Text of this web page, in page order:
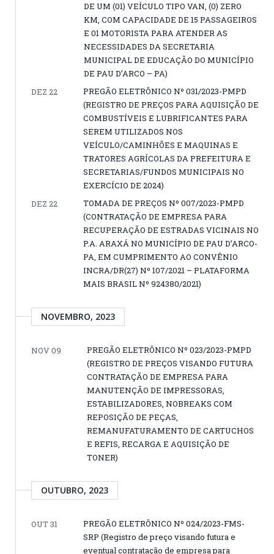
DE UM (01) VEÍCULO TIPO VAN, (0) ZERO
KM, COM CAPACIDADE DE 15 PASSAGEIROS
E 01 MOTORISTA PARA ATENDER AS
NECESSIDADES DA SECRETARIA
MUNICIPAL DE EDUCAÇÃO DO MUNICÍPIO
DE PAU D’ARCO – PA)
DEZ 22
PREGÃO ELETRÔNICO Nº 031/2023-PMPD
(REGISTRO DE PREÇOS PARA AQUISIÇÃO DE
COMBUSTÍVEIS E LUBRIFICANTES PARA
SEREM UTILIZADOS NOS
VEÍCULO/CAMINHÕES E MAQUINAS E
TRATORES AGRÍCOLAS DA PREFEITURA E
SECRETARIAS/FUNDOS MUNICIPAIS NO
EXERCÍCIO DE 2024)
DEZ 22
TOMADA DE PREÇOS Nº 007/2023-PMPD
(CONTRATAÇÃO DE EMPRESA PARA
RECUPERAÇÃO DE ESTRADAS VICINAIS NO
P.A. ARAXÁ NO MUNICÍPIO DE PAU D’ARCO-
PA, EM CUMPRIMENTO AO CONVÊNIO
INCRA/DR(27) Nº 107/2021 – PLATAFORMA
MAIS BRASIL Nº 924380/2021)
NOVEMBRO, 2023
NOV 09
PREGÃO ELETRÔNICO Nº 023/2023-PMPD
(REGISTRO DE PREÇOS VISANDO FUTURA
CONTRATAÇÃO DE EMPRESA PARA
MANUTENÇÃO DE IMPRESSORAS,
ESTABILIZADORES, NOBREAKS COM
REPOSIÇÃO DE PEÇAS,
REMANUFATURAMENTO DE CARTUCHOS
E REFIS, RECARGA E AQUISIÇÃO DE
TONER)
OUTUBRO, 2023
OUT 31
PREGÃO ELETRÔNICO Nº 024/2023-FMS-
SRP (Registro de preço visando futura e
eventual contratação de empresa para